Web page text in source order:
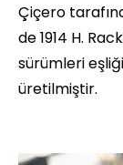
Çiçero
de 1914 H.
sürümleri
üretilmiştir.